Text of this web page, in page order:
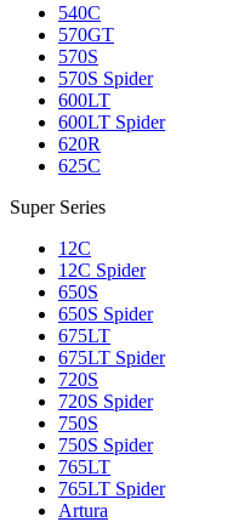
540C
570GT
570S
570S Spider
600LT
600LT Spider
620R
625C
Super Series
12C
12C Spider
650S
650S Spider
675LT
675LT Spider
720S
720S Spider
750S
750S Spider
765LT
765LT Spider
Artura